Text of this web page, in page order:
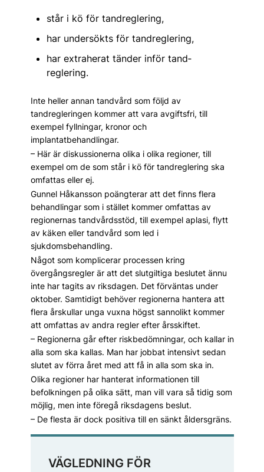
VÄGLEDNING FÖR
står i kö för tandreglering,
har undersökts för tandreglering,
har extraherat tänder inför tand­
reglering.
Inte heller annan tandvård som följd av
tandregleringen kommer att vara avgiftsfri, till
exempel fyllningar, kronor och
implantatbehandlingar.
– Här är diskussionerna olika i olika regioner, till
exempel om de som står i kö för tandreglering ska
omfattas eller ej.
Gunnel Håkansson poängterar att det finns flera
behandlingar som i stället kommer omfattas av
regionernas tandvårdsstöd, till exempel aplasi, flytt
av käken eller tandvård som led i
sjukdomsbehandling.
Något som komplicerar processen kring
övergångsregler är att det slutgiltiga beslutet ännu
inte har ­tagits av riksdagen. Det förväntas under
oktober. Samtidigt behöver regionerna hantera att
flera årskullar unga vuxna högst sannolikt kommer
att omfattas av andra regler efter årsskiftet.
– Regionerna går efter riskbedömningar, och kallar in
alla som ska kallas. Man har jobbat intensivt sedan
slutet av förra året med att få in alla som ska in.
Olika regioner har hanterat informationen till
befolkningen på olika sätt, man vill vara så tidig som
möjlig, men inte föregå riksdagens beslut.
– De flesta är dock positiva till en sänkt åldersgräns.